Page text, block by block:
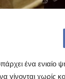
ένα ενιαίο
γίνονται χωρίς